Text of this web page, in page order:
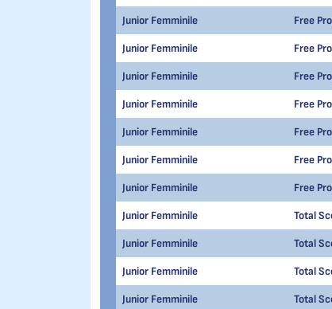
Junior Femminile Free
Junior Femminile Free
Junior Femminile Free
Junior Femminile Free
Junior Femminile Free
Junior Femminile Free
Junior Femminile Free
Junior Femminile Total
Junior Femminile Total
Junior Femminile Total
Junior Femminile Total